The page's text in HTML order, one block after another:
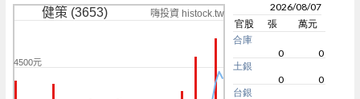
健策 (3653) 嗨投資 histock.tw
4500元
2026/08/07
官股
張
萬元
合庫
0
0
土銀
0
0
台銀